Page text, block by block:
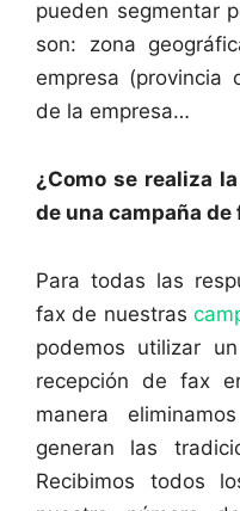
pueden segmentar
son: zona
empresa (provincia
de la empresa…
¿Como se realiza
de una campaña
Para todas las
fax de nuestras
podemos utilizar
recepción de fax
manera
generan las
Recibimos todos